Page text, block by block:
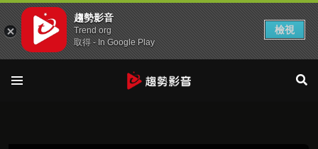
趨勢影音
Trend org
取得 - In Google Play
檢視